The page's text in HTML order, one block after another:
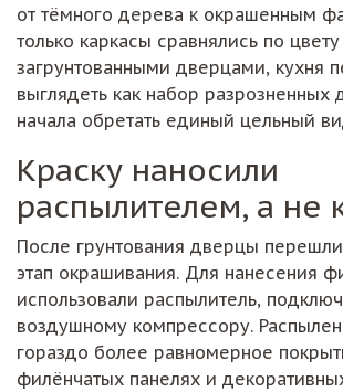
от тёмного дерева к окрашенным
только каркасы сравнялись по цвету
загрунтованными дверцами, кухня
выглядеть как набор разрозненных
начала обретать единый цельный
Краску наносили
распылителем, а не
После грунтования дверцы
этап окрашивания. Для нанесения
использовали распылитель,
воздушному компрессору.
гораздо более равномерное
филёнчатых панелях и